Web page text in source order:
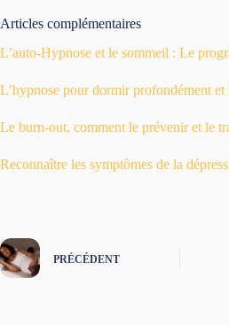
Articles complémentaires
L’auto-Hypnose et le sommeil : Le
L’hypnose pour dormir profondément et
Le burn-out, comment le prévenir et le
Reconnaître les symptômes de la
PRÉCÉDENT